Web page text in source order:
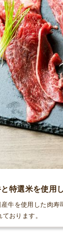
特選米を使用
牛を使用した肉
おります。